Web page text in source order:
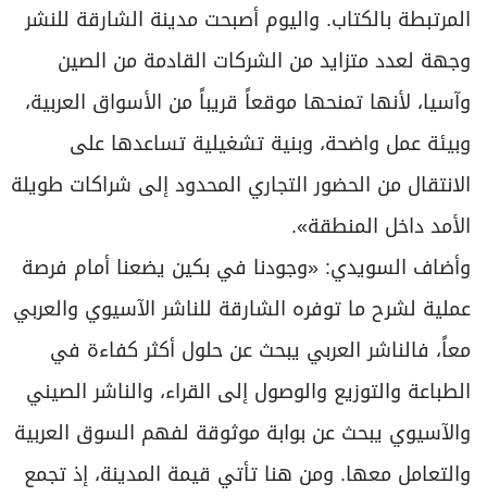
المرتبطة بالكتاب. واليوم أصبحت مدينة الشارقة للنشر
وجهة لعدد متزايد من الشركات القادمة من الصين
وآسيا، لأنها تمنحها موقعاً قريباً من الأسواق العربية،
وبيئة عمل واضحة، وبنية تشغيلية تساعدها على
الانتقال من الحضور التجاري المحدود إلى شراكات طويلة
الأمد داخل المنطقة».
وأضاف السويدي: «وجودنا في بكين يضعنا أمام فرصة
عملية لشرح ما توفره الشارقة للناشر الآسيوي والعربي
معاً، فالناشر العربي يبحث عن حلول أكثر كفاءة في
الطباعة والتوزيع والوصول إلى القراء، والناشر الصيني
والآسيوي يبحث عن بوابة موثوقة لفهم السوق العربية
والتعامل معها. ومن هنا تأتي قيمة المدينة، إذ تجمع